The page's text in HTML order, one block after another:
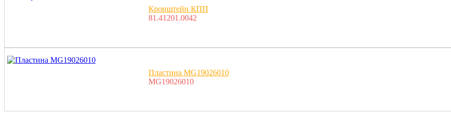
Кронштейн КПП
81.41201.0042
Пластина MG19026010
MG19026010